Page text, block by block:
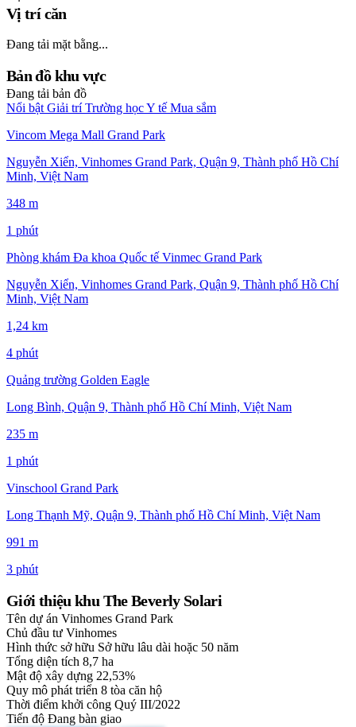
Vị trí căn
Đang tải mặt bằng...
Bản đồ khu vực
Đang tải bản đồ
Nổi bật Giải trí Trường họcY tế Mua sắm
Vincom Mega Mall Grand Park
Nguyễn Xiển, Vinhomes Grand Park, Quận 9, Thành phố Hồ Chí
Minh, Việt Nam
348 m
1 phút
Phòng khám Đa khoa Quốc tế Vinmec Grand Park
Nguyễn Xiển, Vinhomes Grand Park, Quận 9, Thành phố Hồ Chí
Minh, Việt Nam
1,24 km
4 phút
Quảng trường Golden Eagle
Long Bình, Quận 9, Thành phố Hồ Chí Minh, Việt Nam
235 m
1 phút
Vinschool Grand Park
Long Thạnh Mỹ, Quận 9, Thành phố Hồ Chí Minh, Việt Nam
991 m
3 phút
Giới thiệu khu The Beverly Solari
Tên dự án Vinhomes Grand Park
Chủ đầu tư Vinhomes
Hình thức sở hữu Sở hữu lâu dài hoặc 50 năm
Tổng diện tích 8,7 ha
Mật độ xây dựng 22,53%
Quy mô phát triển 8 tòa căn hộ
Thời điểm khởi công Quý III/2022
Tiến độ Đang bàn giao